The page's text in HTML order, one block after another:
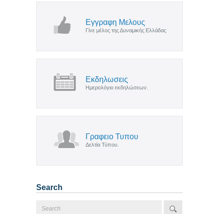
Εγγραφη Μελους
Γίνε μέλος της Δυναμικής Ελλάδας
Εκδηλωσεις
Ημερολόγιο εκδηλώσεων.
Γραφειο Τυπου
Δελτία Τύπου.
Search